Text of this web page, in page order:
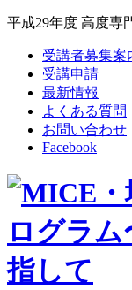
平成29年度 高度専
受講者募集案
受講申請
最新情報
よくある質問
お問い合わせ
Facebook